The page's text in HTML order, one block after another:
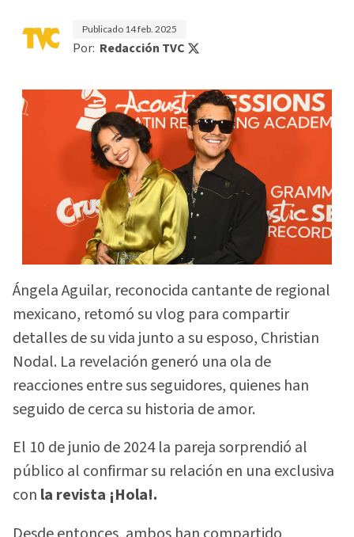
Publicado 14 feb. 2025
Por: Redacción TVC
Ángela Aguilar, reconocida cantante de regional
mexicano, retomó su vlog para compartir
detalles de su vida junto a su esposo, Christian
Nodal. La revelación generó una ola de
reacciones entre sus seguidores, quienes han
seguido de cerca su historia de amor.
El 10 de junio de 2024 la pareja sorprendió al
público al confirmar su relación en una exclusiva
con la revista ¡Hola!.